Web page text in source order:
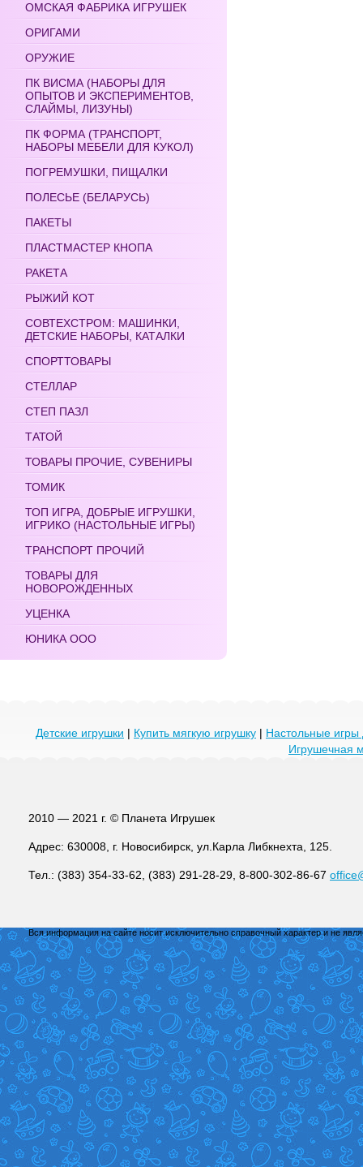
ОМСКАЯ ФАБРИКА ИГРУШЕК
ОРИГАМИ
ОРУЖИЕ
ПК ВИСМА (НАБОРЫ ДЛЯ
ОПЫТОВ И ЭКСПЕРИМЕНТОВ,
СЛАЙМЫ, ЛИЗУНЫ)
ПК ФОРМА (ТРАНСПОРТ,
НАБОРЫ МЕБЕЛИ ДЛЯ КУКОЛ)
ПОГРЕМУШКИ, ПИЩАЛКИ
ПОЛЕСЬЕ (БЕЛАРУСЬ)
ПАКЕТЫ
ПЛАСТМАСТЕР КНОПА
РАКЕТА
РЫЖИЙ КОТ
СОВТЕХСТРОМ: МАШИНКИ,
ДЕТСКИЕ НАБОРЫ, КАТАЛКИ
СПОРТТОВАРЫ
СТЕЛЛАР
СТЕП ПАЗЛ
ТАТОЙ
ТОВАРЫ ПРОЧИЕ, СУВЕНИРЫ
ТОМИК
ТОП ИГРА, ДОБРЫЕ ИГРУШКИ,
ИГРИКО (НАСТОЛЬНЫЕ ИГРЫ)
ТРАНСПОРТ ПРОЧИЙ
ТОВАРЫ ДЛЯ
НОВОРОЖДЕННЫХ
УЦЕНКА
ЮНИКА ООО
Детские игрушки | Купить мягкую игрушку | Настольные игры
Игрушечная
2010 — 2021 г. © Планета Игрушек
Адрес: 630008, г. Новосибирск, ул.Карла Либкнехта, 125.
Тел.: (383) 354-33-62, (383) 291-28-29, 8-800-302-86-67
Вся информация на сайте носит исключительно справочный характер и не